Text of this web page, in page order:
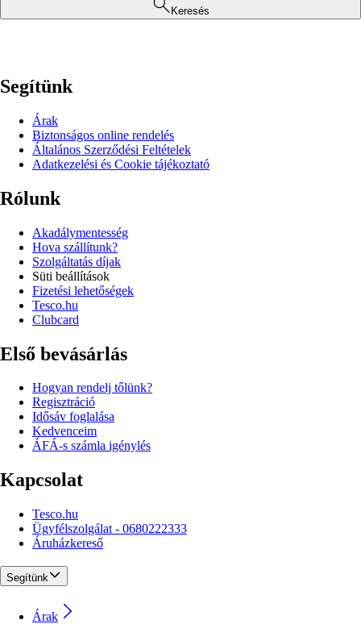
Keresés
Segítünk
Árak
Biztonságos online rendelés
Általános Szerződési Feltételek
Adatkezelési és Cookie tájékoztató
Rólunk
Akadálymentesség
Hova szállítunk?
Szolgáltatás díjak
Süti beállítások
Fizetési lehetőségek
Tesco.hu
Clubcard
Első bevásárlás
Hogyan rendelj tőlünk?
Regisztráció
Idősáv foglalása
Kedvenceim
ÁFÁ-s számla igénylés
Kapcsolat
Tesco.hu
Ügyfélszolgálat - 0680222333
Áruházkereső
Segítünk
Árak